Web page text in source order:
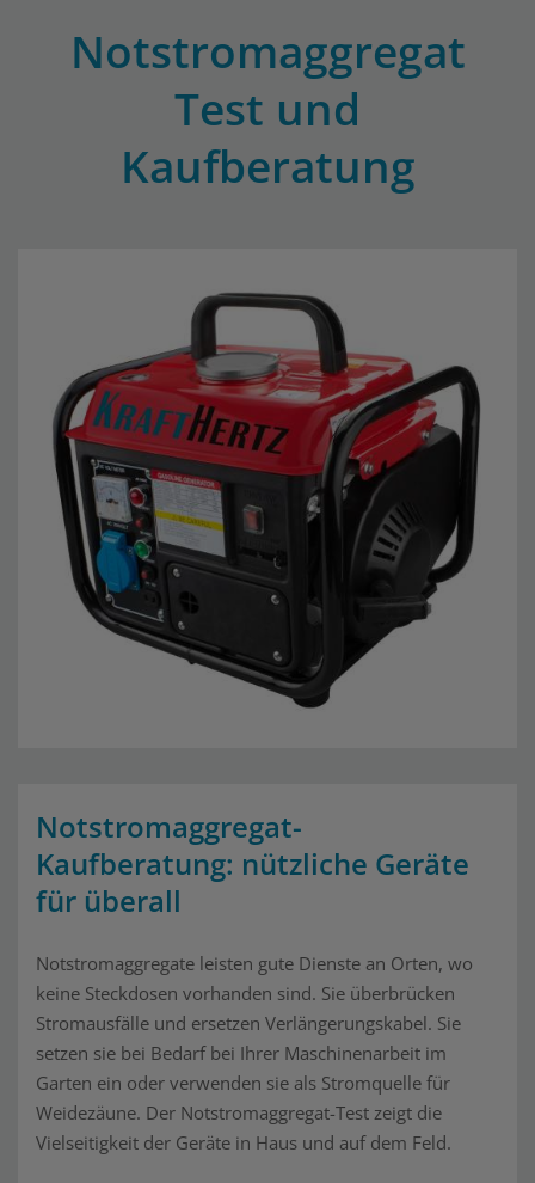
Notstromaggregat
Test und
Kaufberatung
Notstromaggregat-
Kaufberatung: nützliche Geräte
für überall
Notstromaggregate leisten gute Dienste an Orten, wo
keine Steckdosen vorhanden sind. Sie überbrücken
Stromausfälle und ersetzen Verlängerungskabel. Sie
setzen sie bei Bedarf bei Ihrer Maschinenarbeit im
Garten ein oder verwenden sie als Stromquelle für
Weidezäune. Der Notstromaggregat-Test zeigt die
Vielseitigkeit der Geräte in Haus und auf dem Feld.